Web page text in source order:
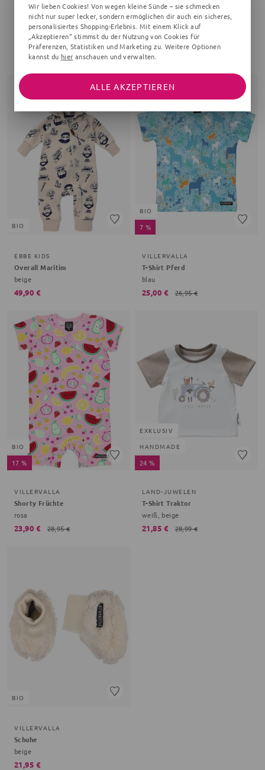
EBBE KIDS
Body Anker
0-18 Monate, Streifen, weiß, gelb
22,60 € 29,90 €
EBBE KIDS
Body
0-18 Monate, navy
19,15 €
BIO
EBBE KIDS
Overall Maritim
beige
49,90 €
BIO
7 %
VILLERVALLA
T-Shirt Pferd
blau
25,00 € 26,95 €
BIO
17 %
VILLERVALLA
Shorty Früchte
rosa
23,90 € 28,95 €
EXKLUSIV
HANDMADE
24 %
LAND-JUWELEN
T-Shirt Traktor
weiß, beige
21,85 € 28,99 €
BIO
VILLERVALLA
Schuhe
beige
21,95 €
Wir lieben Cookies! Von wegen kleine Sünde – sie schmecken
nicht nur super lecker, sondern ermöglichen dir auch ein sicheres,
personalisiertes Shopping-Erlebnis. Mit einem Klick auf
„Akzeptieren“ stimmst du der Nutzung von Cookies für
Präferenzen, Statistiken und Marketing zu. Weitere Optionen
kannst du hier anschauen und verwalten.
ALLE AKZEPTIEREN